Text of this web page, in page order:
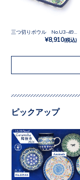
¥8,910(税込)
ピックアップ